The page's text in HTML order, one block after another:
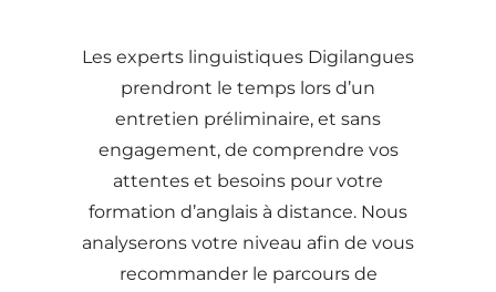
Les experts linguistiques Digilangues
prendront le temps lors d’un
entretien préliminaire, et sans
engagement, de comprendre vos
attentes et besoins pour votre
formation d’anglais à distance. Nous
analyserons votre niveau afin de vous
recommander le parcours de